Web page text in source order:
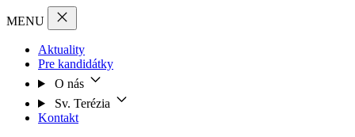
MENU
Aktuality
Pre kandidátky
O nás
Sv. Terézia
Kontakt